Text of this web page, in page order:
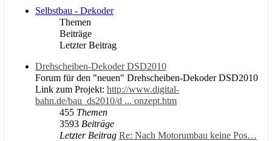
Selbstbau - Dekoder
Themen
Beiträge
Letzter Beitrag
Drehscheiben-Dekoder DSD2010
Forum für den "neuen" Drehscheiben-Dekoder DSD2010
Link zum Projekt: http://www.digital-
bahn.de/bau_ds2010/d ... onzept.htm
455 Themen
3593 Beiträge
Letzter Beitrag Re: Nach Motorumbau keine Pos…